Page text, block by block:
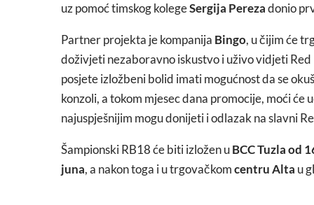
uz pomoć timskog kolegeSergija Perezadonio
Partner projekta je kompanija Bingo, u čijim će
doživjeti nezaboravno iskustvo i uživo vidjeti Red
posjete izložbeni bolid imati mogućnost da se
konzoli, a tokom mjesec dana promocije, moći
najuspješnijim mogu donijeti i odlazak na slavni
Šampionski RB18 će biti izložen uBCC Tuzla od
juna, a nakon toga i u trgovačkomcentru Alta u